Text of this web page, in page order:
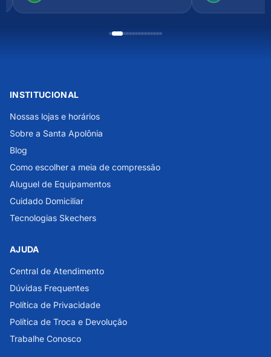
INSTITUCIONAL
Nossas lojas e horários
Sobre a Santa Apolônia
Blog
Como escolher a meia de compressão
Aluguel de Equipamentos
Cuidado Domiciliar
Tecnologias Skechers
AJUDA
Central de Atendimento
Dúvidas Frequentes
Política de Privacidade
Política de Troca e Devolução
Trabalhe Conosco